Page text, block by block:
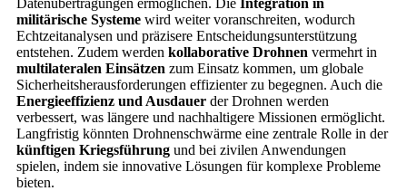
Datenübertragungen ermöglichen. Die Integration in
militärische Systeme wird weiter voranschreiten, wodurch
Echtzeitanalysen und präzisere Entscheidungsunterstützung
entstehen. Zudem werden kollaborative Drohnen vermehrt in
multilateralen Einsätzen zum Einsatz kommen, um globale
Sicherheitsherausforderungen effizienter zu begegnen. Auch die
Energieeffizienz und Ausdauer der Drohnen werden
verbessert, was längere und nachhaltigere Missionen ermöglicht.
Langfristig könnten Drohnenschwärme eine zentrale Rolle in der
künftigen Kriegsführung und bei zivilen Anwendungen
spielen, indem sie innovative Lösungen für komplexe Probleme
bieten.